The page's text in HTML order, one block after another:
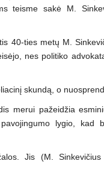
teisme sakė M.
40-ties metų M.
nes politiko
skundą, o
merui pažeidžia
lygio, kad
Jis (M.